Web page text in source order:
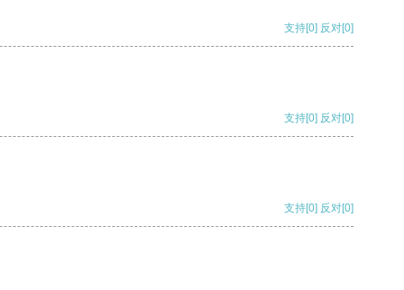
支持[0] 反对[0]
支持[0] 反对[0]
支持[0] 反对[0]